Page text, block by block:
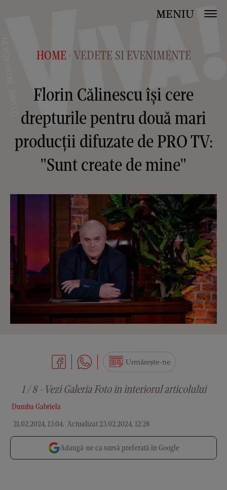
MENIU
HOME > VEDETE SI EVENIMENTE
Florin Călinescu își cere
drepturile pentru două mari
producții difuzate de PRO TV:
"Sunt create de mine"
Dumba Gabriela
21.02.2024, 13:04. Actualizat 23.02.2024, 12:28
Urmărește-ne
1 / 8 - Vezi Galeria Foto in interiorul articolului
Adaugă-ne ca sursă preferată în Google